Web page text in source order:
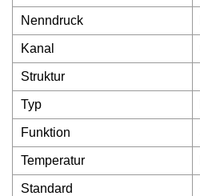
Nenndruck
Kanal
Struktur
Typ
Funktion
Temperatur
Standard